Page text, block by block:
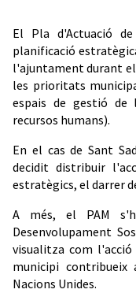
El Pla d'Actuació
planificació
l'ajuntament durant
les prioritats
espais de gestió de
recursos humans).
En el cas de Sant
decidit distribuir
estratègics, el darrer
A més, el PAM
Desenvolupament
visualitza com
municipi contribueix
Nacions Unides.